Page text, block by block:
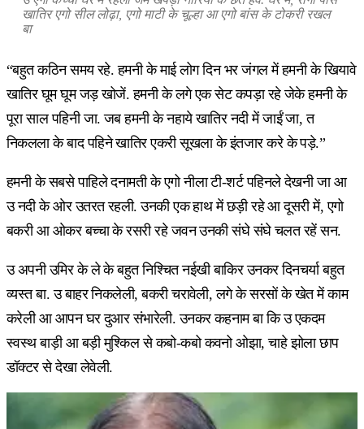
खातिर एगो सील लोढ़ा, एगो माटी के चूल्हा आ एगो बांस के टोकरी रखल
बा
“बहुत कठिन समय रहे. हमनी के माई लोग दिन भर जंगल में हमनी के खियावे
खातिर घूम घूम जड़ खोजें. हमनी के लगे एक सेट कपड़ा रहे जेके हमनी के
पूरा साल पहिनी जा. जब हमनी के नहाये खातिर नदी में जाईं जा, त
निकलला के बाद पहिने खातिर एकरी सूखला के इंतजार करे के पड़े.”
हमनी के सबसे पाहिले दनामती के एगो नीला टी-शर्ट पहिनले देखनी जा आ
उ नदी के ओर उतरत रहली. उनकी एक हाथ में छड़ी रहे आ दूसरी में, एगो
बकरी आ ओकर बच्चा के रसरी रहे जवन उनकी संघे संघे चलत रहें सन.
उ अपनी उमिर के ले के बहुत निश्चित नईखी बाकिर उनकर दिनचर्या बहुत
व्यस्त बा. उ बाहर निकलेली, बकरी चरावेली, लगे के सरसों के खेत में काम
करेली आ आपन घर दुआर संभारेली. उनकर कहनाम बा कि उ एकदम
स्वस्थ बाड़ी आ बड़ी मुश्किल से कबो-कबो कवनो ओझा, चाहे झोला छाप
डॉक्टर से देखा लेवेली.